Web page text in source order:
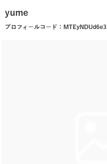
yume
プロフィールコード： MTEyNDUd6e3